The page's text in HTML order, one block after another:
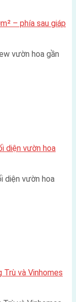
– phía sau giáp
vườn hoa gần
diện vườn hoa
diện vườn hoa
Trù và Vinhomes